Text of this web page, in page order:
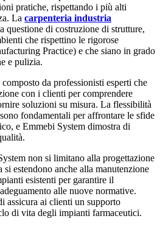
pratiche, rispettando i più alti
La carpenteria industria
questione di costruzione di strutture,
che rispettino le rigorose
Practice) e che siano in grado
e pulizia.
da professionisti esperti che
con i clienti per comprendere
soluzioni su misura. La flessibilità
fondamentali per affrontare le sfide
e Emmebi System dimostra di
non si limitano alla progettazione
estendono anche alla manutenzione
esistenti per garantire il
alle nuove normative.
assicura ai clienti un supporto
di vita degli impianti farmaceutici.